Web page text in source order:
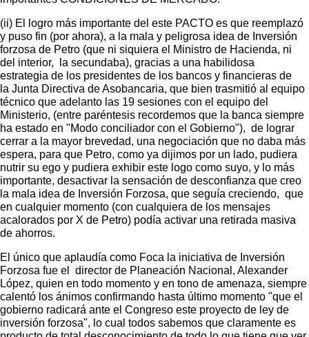
(ii) El logro más importante del este PACTO es que reemplazó
y puso fin (por ahora), a la mala y peligrosa idea de Inversión
forzosa de Petro (que ni siquiera el Ministro de Hacienda, ni
del interior, la secundaba), gracias a una habilidosa
estrategia de los presidentes de los bancos y financieras de
la Junta Directiva de Asobancaria, que bien trasmitió al equipo
técnico que adelanto las 19 sesiones con el equipo del
Ministerio, (entre paréntesis recordemos que la banca siempre
ha estado en "Modo conciliador con el Gobierno"), de lograr
cerrar a la mayor brevedad, una negociación que no daba más
espera, para que Petro, como ya dijimos por un lado, pudiera
nutrir su ego y pudiera exhibir este logo como suyo, y lo más
importante, desactivar la sensación de desconfianza que creo
la mala idea de Inversión Forzosa, que seguía creciendo, que
en cualquier momento (con cualquiera de los mensajes
acalorados por X de Petro) podía activar una retirada masiva
de ahorros.
El único que aplaudía como Foca la iniciativa de Inversión
Forzosa fue el director de Planeación Nacional, Alexander
López, quien en todo momento y en tono de amenaza, siempre
calentó los ánimos confirmando hasta último momento "que el
gobierno radicará ante el Congreso este proyecto de ley de
inversión forzosa", lo cual todos sabemos que claramente es